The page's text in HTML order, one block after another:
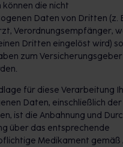
können die nicht
Daten von Dritten (z.
Verordnungsempfänger,
Dritten eingelöst wird)
zum Versicherungsgeber
für diese Verarbeitung
Daten, einschließlich der
ist die Anbahnung und
über das entsprechende
Medikament gemäß